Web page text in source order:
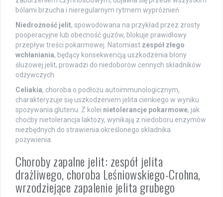
bólami brzucha i nieregularnym rytmem wypróżnień.
Niedrożność jelit, spowodowana na przykład przez zrosty
pooperacyjne lub obecność guzów, blokuje prawidłowy
przepływ treści pokarmowej. Natomiast zespół złego
wchłaniania, będący konsekwencją uszkodzenia błony
śluzowej jelit, prowadzi do niedoborów cennych składników
odżywczych.
Celiakia, choroba o podłożu autoimmunologicznym,
charakteryzuje się uszkodzeniem jelita cienkiego w wyniku
spożywania glutenu. Z kolei nietolerancje pokarmowe, jak
choćby nietolerancja laktozy, wynikają z niedoboru enzymów
niezbędnych do strawienia określonego składnika
pożywienia.
Choroby zapalne jelit: zespół jelita
drażliwego, choroba Leśniowskiego-Crohna,
wrzodziejące zapalenie jelita grubego